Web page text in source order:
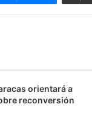
orientará a
reconversión